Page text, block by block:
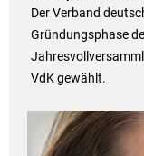
Der Verband
Gründungsphase
VdK gewählt.